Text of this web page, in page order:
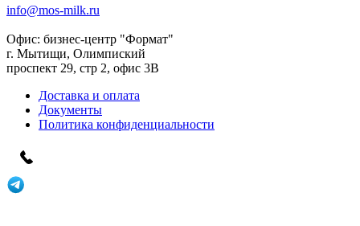
info@mos-milk.ru
Офис: бизнес-центр "Формат"
г. Мытищи, Олимпиский
проспект 29, стр 2, офис 3B
Доставка и оплата
Документы
Политика конфиденциальности